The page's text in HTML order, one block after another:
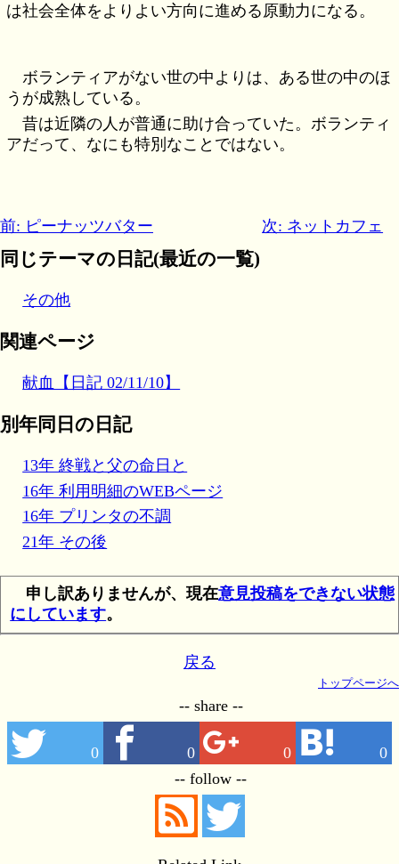
は社会全体をよりよい方向に進める原動力になる。
ボランティアがない世の中よりは、ある世の中のほ
うが成熟している。
昔は近隣の人が普通に助け合っていた。ボランティ
アだって、なにも特別なことではない。
前: ピーナッツバター 次: ネットカフェ
同じテーマの日記(最近の一覧)
その他
関連ページ
献血【日記 02/11/10】
別年同日の日記
13年 終戦と父の命日と
16年 利用明細のWEBページ
16年 プリンタの不調
21年 その後
申し訳ありませんが、現在意見投稿をできない状態
にしています。
戻る
トップページへ
-- share --
0 0 0 0
-- follow --